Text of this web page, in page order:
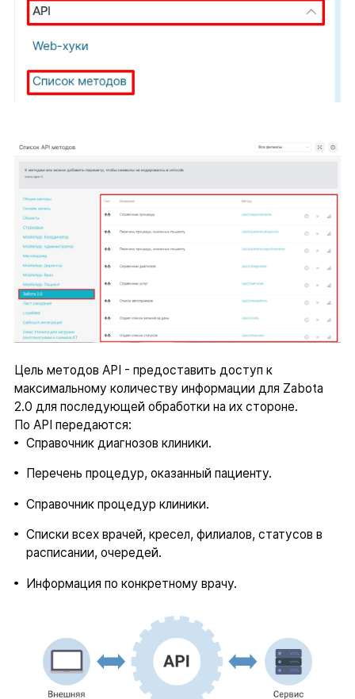
Цель методов API - предоставить доступ к
максимальному количеству информации для Zabota
2.0 для последующей обработки на их стороне.
По API передаются:
Справочник диагнозов клиники.
Перечень процедур, оказанный пациенту.
Справочник процедур клиники.
Списки всех врачей, кресел, филиалов, статусов в
расписании, очередей.
Информация по конкретному врачу.